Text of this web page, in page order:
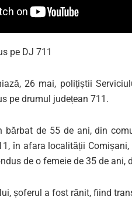
pe DJ 711
26 mai, polițiștii
pe drumul județean 711.
bărbat de 55 de ani, din
în afara localității
de o femeie de 35 de ani,
șoferul a fost rănit, fiind